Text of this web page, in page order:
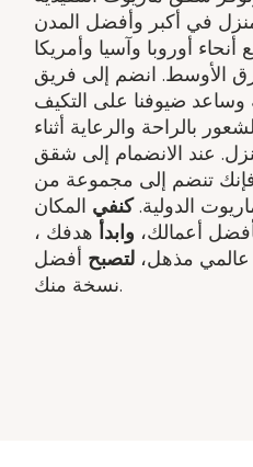
في أكبر وأفضل المدن
أوروبا وآسيا وأمريكا
الأوسط. انضم إلى فريق
وساعد ضيوفنا على التكيف
بالراحة والرعاية أثناء
عند الانضمام إلى شقق
فإنك تنضم إلى مجموعة من
الدولية.كنفي المكان
أعمالك، وابدأ هدفك ​،
مذهل​، لتصبح أفضل
نسخة منك.